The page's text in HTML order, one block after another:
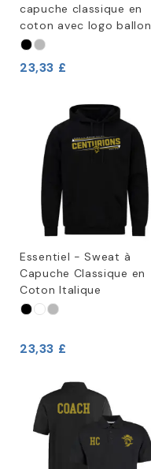
capuche classique en
coton avec logo ballon
23,33 £
Essentiel - Sweat à
Capuche Classique en
Coton Italique
23,33 £